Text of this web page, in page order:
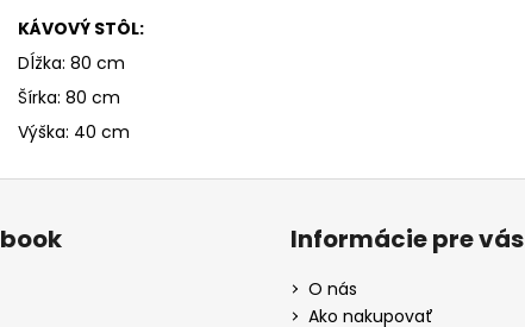
KÁVOVÝ STÔL:
Dĺžka: 80 cm
Šírka: 80 cm
Výška: 40 cm
Informácie pre vás
O nás
Ako nakupovať